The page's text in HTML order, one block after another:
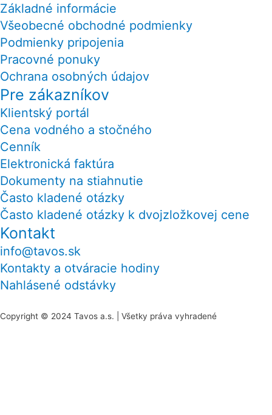
Základné informácie
Všeobecné obchodné podmienky
Podmienky pripojenia
Pracovné ponuky
Ochrana osobných údajov
Pre zákazníkov
Klientský portál
Cena vodného a stočného
Cenník
Elektronická faktúra
Dokumenty na stiahnutie
Často kladené otázky
Často kladené otázky k dvojzložkovej cene
Kontakt
info@tavos.sk
Kontakty a otváracie hodiny
Nahlásené odstávky
Copyright © 2024 Tavos a.s. | Všetky práva vyhradené